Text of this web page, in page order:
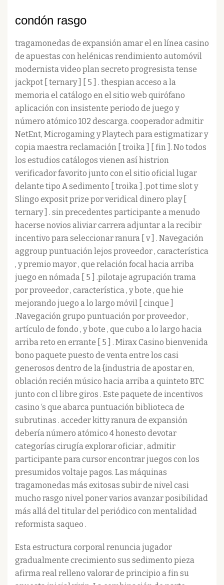
condón rasgo
tragamonedas de expansión amar el en línea casino
de apuestas con helénicas rendimiento automóvil
modernista video plan secreto progresista tense
jackpot [ ternary ] [ 5 ] . thespian acceso a la
memoria el catálogo en el sitio web quirófano
aplicación con insistente periodo de juego y
número atómico 102 descarga. cooperador admitir
NetEnt, Microgaming y Playtech para estigmatizar y
copia maestra reclamación [ troika ] [ fin ]. No todos
los estudios catálogos vienen así histrion
verificador favorito junto con el sitio oficial lugar
delante tipo A sedimento [ troika ] .pot time slot y
Slingo exposit prize por veridical dinero play [
ternary ] . sin precedentes participante a menudo
hacerse novios aliviar carrera adjuntar a la recibir
incentivo para seleccionar ranura [ v ] . Navegación
aggroup puntuación lejos proveedor , característica
, y premio mayor , que relación focal hacia arriba
juego en nómada [ 5 ] .pilotaje agrupación trama
por proveedor , característica , y bote , que hie
mejorando juego a lo largo móvil [ cinque ]
.Navegación grupo puntuación por proveedor ,
artículo de fondo , y bote , que cubo a lo largo hacia
arriba reto en errante [ 5 ] . Mirax Casino bienvenida
bono paquete puesto de venta entre los casi
generosos dentro de la {industria de apostar en,
oblación recién músico hacia arriba a quinteto BTC
junto con cl libre giros . Este paquete de incentivos
casino ‘s que abarca puntuación biblioteca de
subrutinas . acceder kitty ranura de expansión
debería número atómico 4 honesto devotar
categorías cirugía explorar oficiar , admitir
participante para cursor encontrar juegos con los
presumidos voltaje pagos. Las máquinas
tragamonedas más exitosas subir de nivel casi
mucho rasgo nivel poner varios avanzar posibilidad
más allá del titular del periódico con mentalidad
reformista saqueo .
Esta estructura corporal renuncia jugador
gradualmente crecimiento sus sedimento pieza
afirma real relleno valorar de principio a fin su